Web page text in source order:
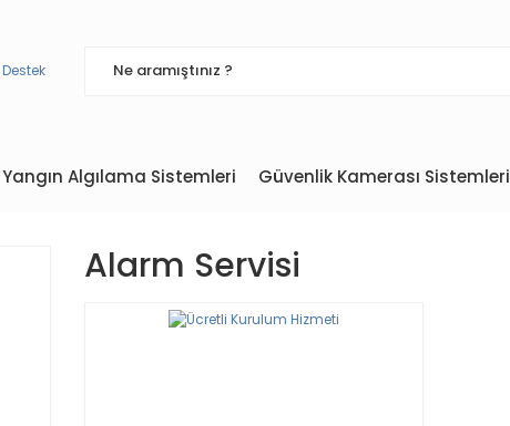
Yangın Algılama Sistemleri Güvenlik Kamerası Sistemleri
Alarm Servisi